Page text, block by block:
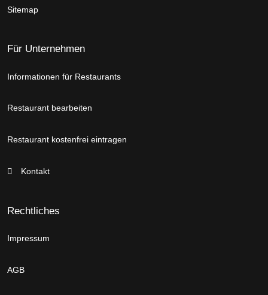
Sitemap
Für Unternehmen
Informationen für Restaurants
Restaurant bearbeiten
Restaurant kostenfrei eintragen
Kontakt
Rechtliches
Impressum
AGB